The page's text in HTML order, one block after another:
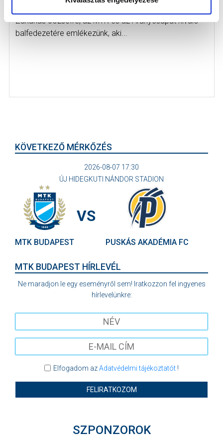
Zakariás Józsefre, az MTK és az Aranycsapat kiváló
balfedezetére emlékezünk, aki...
KÖVETKEZŐ MÉRKŐZÉS
2026-08-07 17:30
ÚJ HIDEGKUTI NÁNDOR STADION
MTK BUDAPEST
VS
PUSKÁS AKADÉMIA FC
MTK BUDAPEST HÍRLEVÉL
Ne maradjon le egy eseményről sem! Iratkozzon fel ingyenes
hírlevelünkre:
Elfogadom azAdatvédelmi tájékoztatót!
FELIRATKOZOM
SZPONZOROK